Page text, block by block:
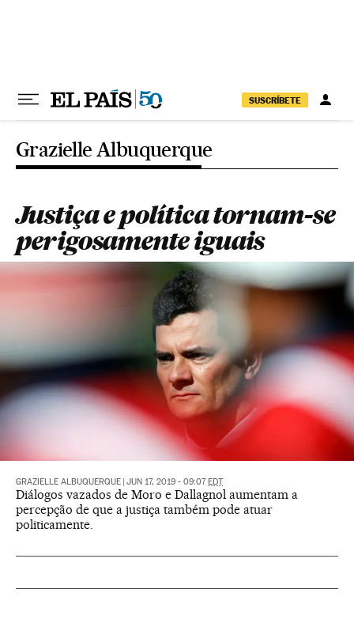
SUSCRÍBETE
Grazielle Albuquerque
Justiça e política tornam-se
perigosamente iguais
GRAZIELLE ALBUQUERQUE JUN 17, 2019 - 09:07 EDT
Diálogos vazados de Moro e Dallagnol aumentam a
percepção de que a justiça também pode atuar
politicamente.